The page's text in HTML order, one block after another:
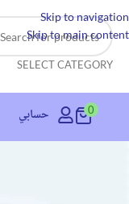
Skip to navigation
Skip to main content
SELECT CATEGORY
0 حسابي